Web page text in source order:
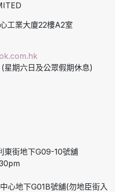
工業大廈22樓A2室
期六日及公眾假期休息)
東街地下G09-10號舖
心地下G01B號舖(勿地臣街入